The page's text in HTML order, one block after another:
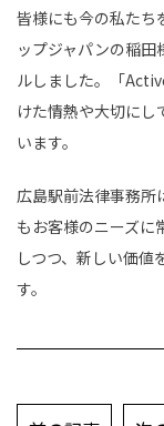
皆様にも今の私たち
ップジャパンの稲田
ルしました。「
けた情熱や大切に
います。
広島駅前法律事務所
もお客様のニーズに
しつつ、新しい価値
す。